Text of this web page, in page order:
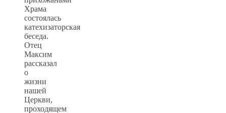
Храма
состоялась
катехизаторская
беседа.
Отец
Максим
рассказал
о
жизни
нашей
Церкви,
проходящем